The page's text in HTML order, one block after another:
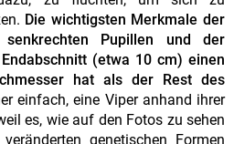
Die wichtigsten Merkmale der
Pupillen und der
(etwa 10 cm) einen
hat als der Rest des
einfach, eine Viper anhand ihrer
es, wie auf den Fotos zu sehen
genetischen Formen